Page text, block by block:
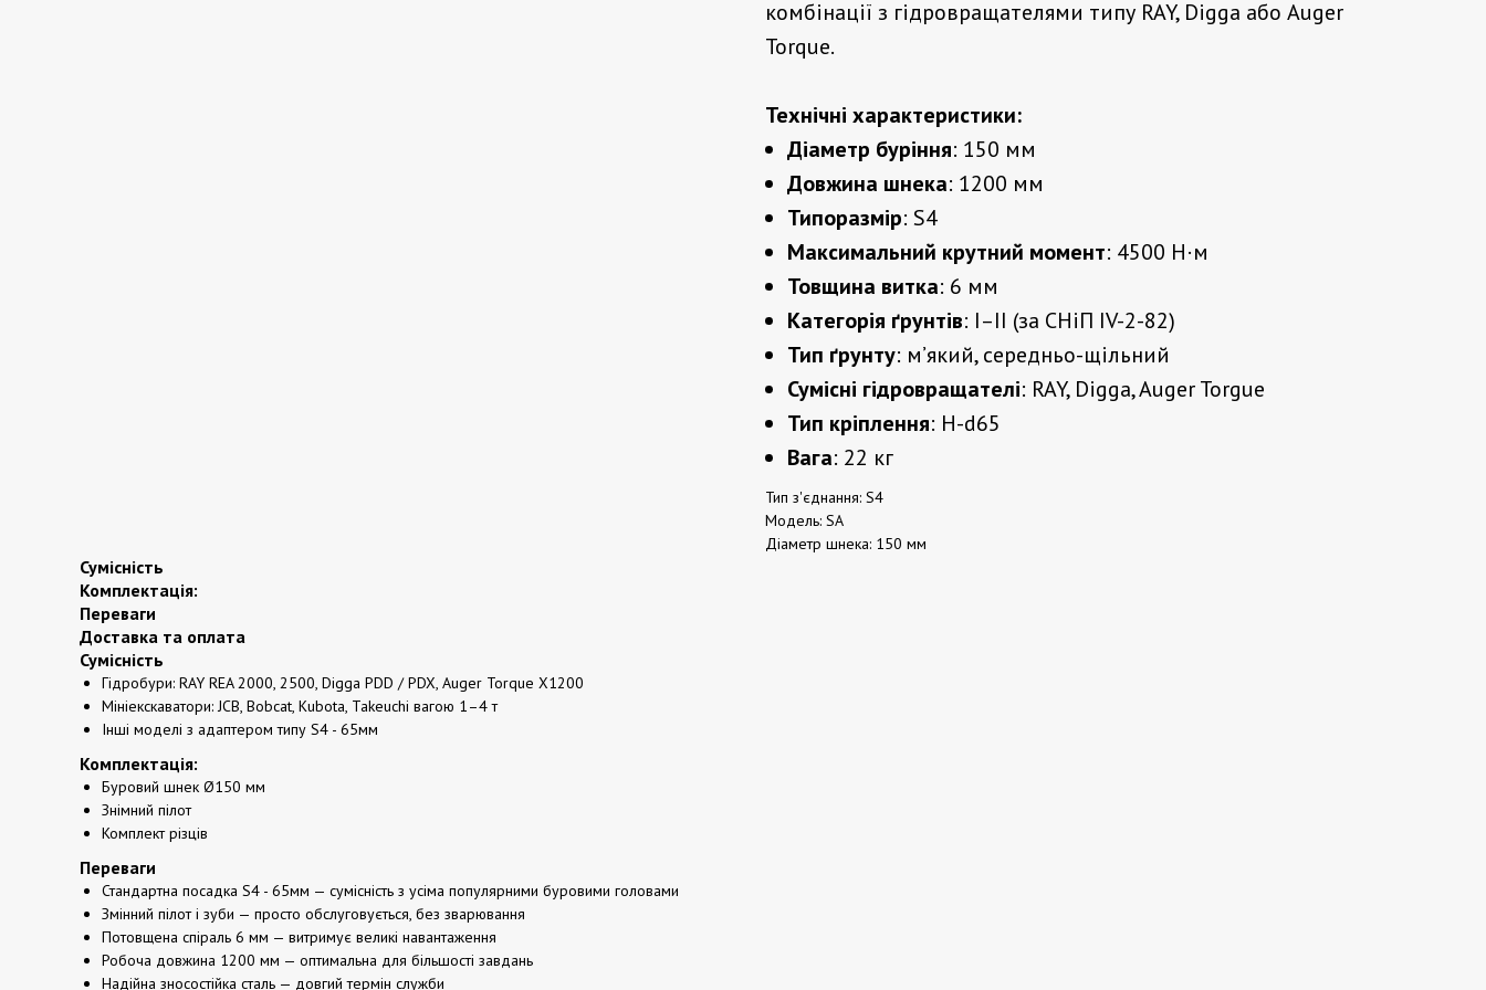
комбінації з гідровращателями типу RAY, Digga або Auger
Torque.
Технічні характеристики:
Діаметр буріння: 150 мм
Довжина шнека: 1200 мм
Типоразмір: S4
Максимальний крутний момент: 4500 Н·м
Товщина витка: 6 мм
Категорія ґрунтів: I–II (за СНіП IV-2-82)
Тип ґрунту: м’який, середньо-щільний
Сумісні гідровращателі: RAY, Digga, Auger Torgue
Тип кріплення: H-d65
Вага: 22 кг
Тип з'єднання: S4
Модель: SA
Діаметр шнека: 150 мм
Сумісність
Комплектація:
Переваги
Доставка та оплата
Сумісність
Гідробури: RAY REA 2000, 2500, Digga PDD / PDX, Auger Torque X1200
Мініекскаватори: JCB, Bobcat, Kubota, Takeuchi вагою 1–4 т
Інші моделі з адаптером типу S4 - 65мм
Комплектація:
Буровий шнек Ø150 мм
Знімний пілот
Комплект різців
Переваги
Стандартна посадка S4 - 65мм — сумісність з усіма популярними буровими головами
Змінний пілот і зуби — просто обслуговується, без зварювання
Потовщена спіраль 6 мм — витримує великі навантаження
Робоча довжина 1200 мм — оптимальна для більшості завдань
Надійна зносостійка сталь — довгий термін служби